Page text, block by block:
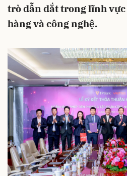
trò dẫn dắt trong lĩnh
hàng và công nghệ.